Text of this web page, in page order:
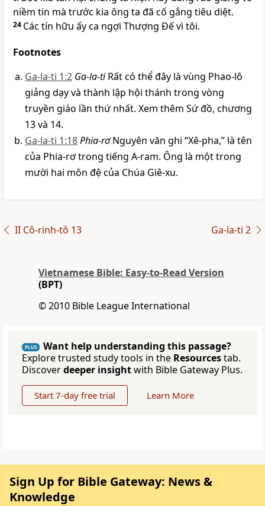
niềm tin mà trước kia ông ta đã cố gắng tiêu diệt.
24 Các tín hữu ấy ca ngợi Thượng Đế vì tôi.
Footnotes
Ga-la-ti 1:2 Ga-la-tiRất có thể đây là vùng Phao-lô
giảng dạy và thành lập hội thánh trong vòng
truyền giáo lần thứ nhất. Xem thêm Sứ đồ, chương
13 và 14.
Ga-la-ti 1:18Phia-rơNguyên văn ghi “Xê-pha,” là tên
của Phia-rơ trong tiếng A-ram. Ông là một trong
mười hai môn đệ của Chúa Giê-xu.
II Cô-rinh-tô 13 Ga-la-ti 2
Vietnamese Bible: Easy-to-Read Version
(BPT)
© 2010 Bible League International
PLUS
Want help understanding this passage?
Explore trusted study tools in the Resourcestab.
Discoverdeeper insightwith Bible Gateway Plus.
Start 7-day free trial Learn More
Sign Up for Bible Gateway: News &
Knowledge